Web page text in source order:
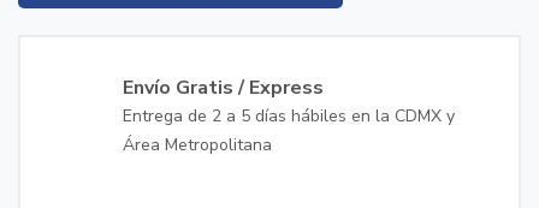
Envío Gratis / Express
Entrega de 2 a 5 días hábiles en la CDMX y
Área Metropolitana